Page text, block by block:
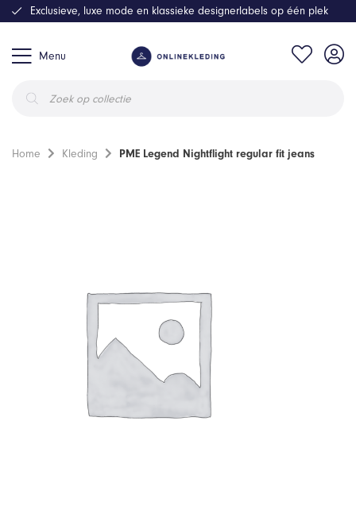
Menu
zoeken
Exclusieve, luxe mode en klassieke designerlabels op één plek
Home Kleding PME Legend Nightflight regular fit jeans